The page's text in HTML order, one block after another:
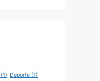
(1) Deporte (1)